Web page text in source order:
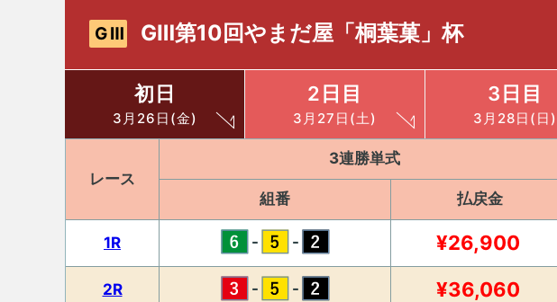
GⅢ GⅢ第10回やまだ屋「桐葉菓」杯
初日
3月26日(金)
2日目
3月27日(土)
3日目
3月28日(日)
レース
3連勝単式
組番
払戻金
1R - - ¥26,900
2R - - ¥36,060